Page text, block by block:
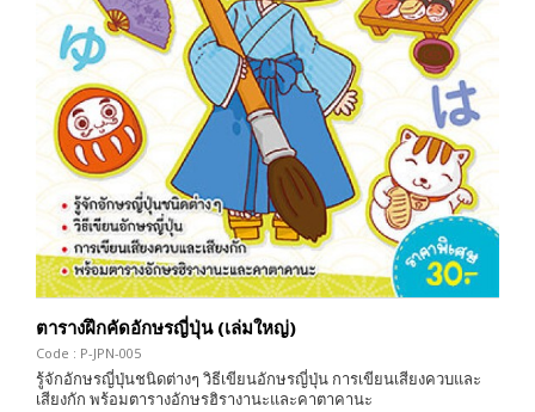
ตารางฝึกคัดอักษรญี่ปุ่น (เล่มใหญ่)
Code : P-JPN-005
รู้จักอักษรญี่ปุ่นชนิดต่างๆ วิธีเขียนอักษรญี่ปุ่น การเขียนเสียงควบและ
เสียงกัก พร้อมตารางอักษรฮิรางานะและคาตาคานะ